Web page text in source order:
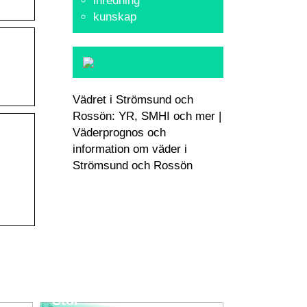
kunskap
Vädret i Strömsund och
Rossön: YR, SMHI och mer |
Väderprognos och
information om väder i
Strömsund och Rossön
Stol